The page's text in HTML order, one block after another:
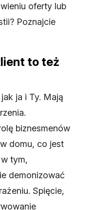
oferty lub
Poznajcie
to też
ja i Ty. Mają
biznesmenów
domu, co jest
tym,
demonizować
Spięcie,